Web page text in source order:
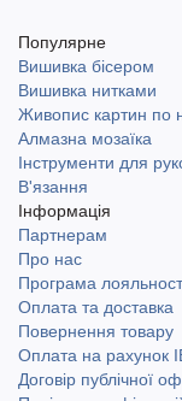
Популярне
Вишивка бісером
Вишивка нитками
Живопис картин по
Алмазна мозаїка
Інструменти для
В'язання
Інформація
Партнерам
Про нас
Програма
Оплата та доставка
Повернення товару
Оплата на рахунок
Договір публічної